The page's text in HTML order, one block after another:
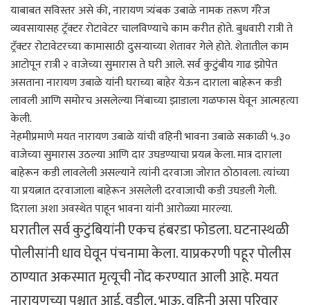
याबाबत सविस्तर असे की, नारायण त्र्यंबक उबाळे नामक तरूण गॅरेज
व्यवसायासह ट्रॅक्टर रोटावेटर चालविण्याचे काम करीत होते. बुधवारी रात्री ते
ट्रॅक्टर रोटावेटरच्या कामासाठी दुसऱ्याच्या शेतावर गेले होते. शेतातील काम
आटोपून रात्री २ वाजेच्या सुमारास ते घरी आले. सर्व कुटुंबीय गाढ झोपेत
असताना नारायण उबाळे यांनी घराच्या बाहेर येऊन दाराला बाहेरून कडी
लावली आणि समोरच असलेल्या निंबाच्या झाडाला गळफास घेवून आत्महत्या
केली.
नेहमीप्रमाणे मयत नारायण उबाळे यांची वहिनी भावना उबाळे सकाळी ५.३०
वाजेच्या सुमारास उठल्या आणि दार उघडण्याचा प्रयत्न केला. मात्र दाराला
बाहेरून कडी लावलेली असल्याने त्यांनी दरवाजा जोरात ठोठावला. त्यांच्या
या प्रयत्नात दरवाजाला बाहेरून असलेली दरवाजाची कडी उघडली गेली.
दिराला अशा अवस्थेत पाहून भावना यांनी आरोळ्या मारल्या.
घरातील सर्व कुटुंबियांनी एकच हंबरडा फोडला. घटनास्थळी
पोलीसांनी धाव घेवून पंचनामा केला. याप्रकरणी पहूर पोलीस
ठाण्यात अकस्मात मृत्यूची नोंद करण्यात आली आहे. मयत